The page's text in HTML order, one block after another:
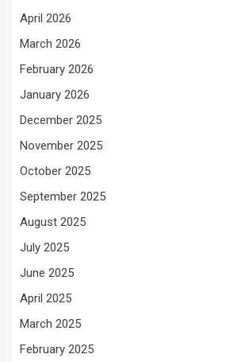
April 2026
March 2026
February 2026
January 2026
December 2025
November 2025
October 2025
September 2025
August 2025
July 2025
June 2025
April 2025
March 2025
February 2025